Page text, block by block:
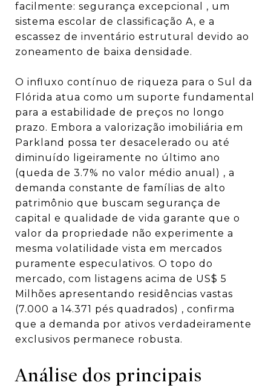
facilmente: segurança excepcional , um
sistema escolar de classificação A, e a
escassez de inventário estrutural devido ao
zoneamento de baixa densidade.
O influxo contínuo de riqueza para o Sul da
Flórida atua como um suporte fundamental
para a estabilidade de preços no longo
prazo. Embora a valorização imobiliária em
Parkland possa ter desacelerado ou até
diminuído ligeiramente no último ano
(queda de 3.7% no valor médio anual) , a
demanda constante de famílias de alto
patrimônio que buscam segurança de
capital e qualidade de vida garante que o
valor da propriedade não experimente a
mesma volatilidade vista em mercados
puramente especulativos. O topo do
mercado, com listagens acima de US$ 5
Milhões apresentando residências vastas
(7.000 a 14.371 pés quadrados) , confirma
que a demanda por ativos verdadeiramente
exclusivos permanece robusta.
Análise dos principais